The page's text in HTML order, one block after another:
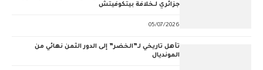
جزائري لـخلافة بيتكوفيتش
05/07/2026
تأهل تاريخي لـ”الخضر” إلى الدور الثمن نهائي من
المونديال